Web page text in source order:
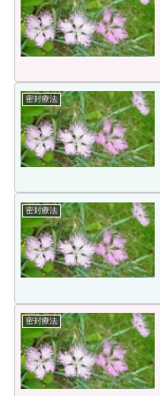
密封療法
密封療法
密封療法